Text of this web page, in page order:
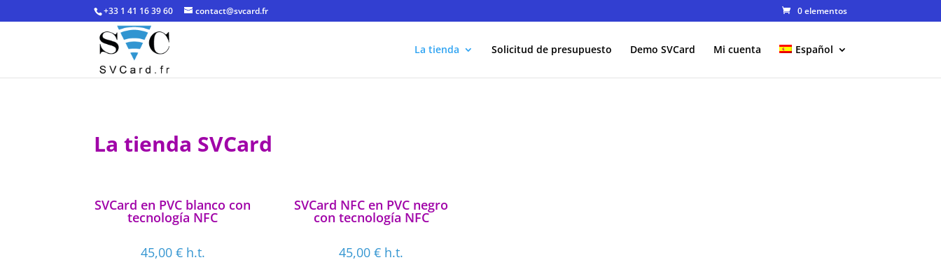
+33 1 41 16 39 60 contact@svcard.fr 0 elementos
La tienda Solicitud de presupuesto Demo SVCard Mi cuenta Español
La tienda SVCard
SVCard en PVC blanco con
tecnología NFC
45,00 € h.t.
SVCard NFC en PVC negro
con tecnología NFC
45,00€ h.t.